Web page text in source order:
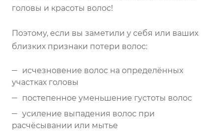
головы и красоты волос!
Поэтому, если вы заметили у себя или ваших
близких признаки потери волос:
исчезновение волос на определённых
участках головы
постепенное уменьшение густоты волос
усиление выпадения волос при
расчёсывании или мытье